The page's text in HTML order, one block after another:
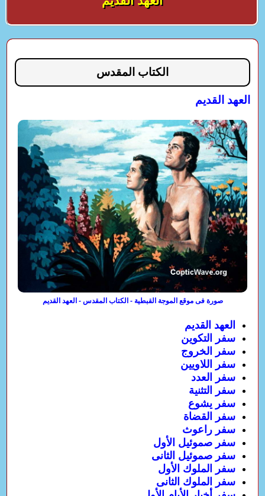
الكتاب المقدس
العهد القديم
صورة فى موقع الموجة القبطية - الكتاب المقدس - العهد القديم
العهد القديم
سفر التكوين
سفر الخروج
سفر اللاويين
سفر العدد
سفر التثنية
سفر يشوع
سفر القضاة
سفر راعوث
سفر صموئيل الأول
سفر صموئيل الثانى
سفر الملوك الأول
سفر الملوك الثانى